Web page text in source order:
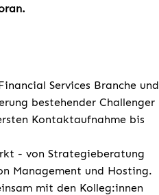
Services Branche und
bestehender Challenger
Kontaktaufnahme bis
- von Strategieberatung
Management und Hosting.
mit den Kolleg:innen